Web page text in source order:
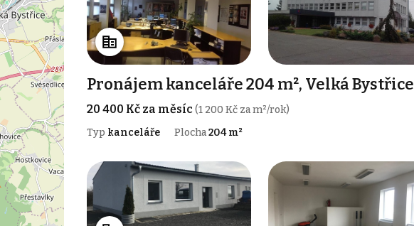
Pronájem kanceláře 204 m², Velká Bystřice
20 400 Kč za měsíc(1 200 Kč za m²/rok)
Typ kanceláře Plocha204 m²